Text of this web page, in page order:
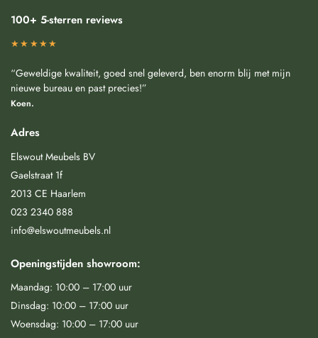
100+ 5-sterren reviews
★★★★★
“Geweldige kwaliteit, goed snel geleverd, ben enorm blij met mijn
nieuwe bureau en past precies!”
Koen.
Adres
Elswout Meubels BV
Gaelstraat 1f
2013 CE Haarlem
023 2340 888
info@elswoutmeubels.nl
Openingstijden showroom:
Maandag: 10:00 – 17:00 uur
Dinsdag: 10:00 – 17:00 uur
Woensdag: 10:00 – 17:00 uur